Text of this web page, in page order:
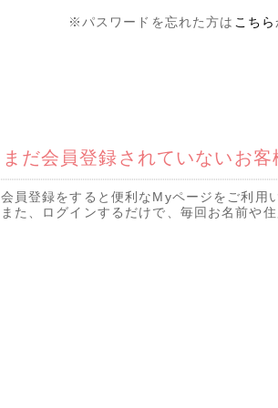
※パスワードを忘れた方は こちら
まだ会員登録されていないお客
会員登録をすると便利なMyページをご利用
また、ログインするだけで、毎回お名前や